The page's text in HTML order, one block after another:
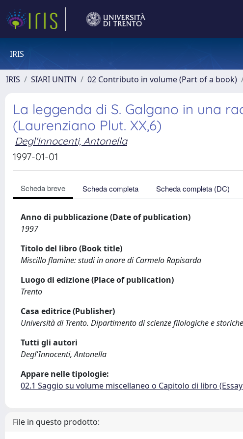
IRIS
IRIS SIARI UNITN 02 Contributo in volume (Part of a book)
La leggenda di S. Galgano in una
(Laurenziano Plut. XX,6)
Degl'Innocenti, Antonella
1997-01-01
Scheda breve Scheda completa Scheda completa (DC)
Anno di pubblicazione (Date of publication)
1997
Titolo del libro (Book title)
Miscillo flamine: studi in onore di Carmelo Rapisarda
Luogo di edizione (Place of publication)
Trento
Casa editrice (Publisher)
Università di Trento. Dipartimento di scienze filologiche e storiche
Tutti gli autori
Degl'Innocenti, Antonella
Appare nelle tipologie:
02.1 Saggio su volume miscellaneo o Capitolo di libro
File in questo prodotto: